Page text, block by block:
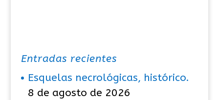
Entradas recientes
Esquelas necrológicas, histórico.
8 de agosto de 2026